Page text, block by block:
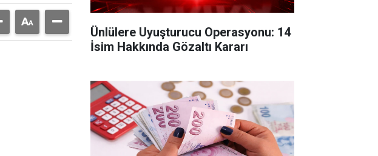
Ünlülere Uyuşturucu Operasyonu: 14
İsim Hakkında Gözaltı Kararı